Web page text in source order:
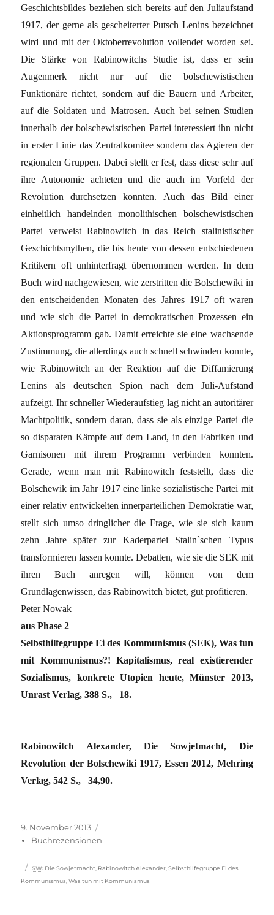
Geschichtsbildes beziehen sich bereits auf den Juliaufstand
1917, der gerne als gescheiterter Putsch Lenins bezeichnet
wird und mit der Oktoberrevolution vollendet worden sei.
Die Stärke von Rabinowitchs Studie ist, dass er sein
Augenmerk nicht nur auf die bolschewistischen
Funktionäre richtet, sondern auf die Bauern und Arbeiter,
auf die Soldaten und Matrosen. Auch bei seinen Studien
innerhalb der bolschewistischen Partei interessiert ihn nicht
in erster Linie das Zentralkomitee sondern das Agieren der
regionalen Gruppen. Dabei stellt er fest, dass diese sehr auf
ihre Autonomie achteten und die auch im Vorfeld der
Revolution durchsetzen konnten. Auch das Bild einer
einheitlich handelnden monolithischen bolschewistischen
Partei verweist Rabinowitch in das Reich stalinistischer
Geschichtsmythen, die bis heute von dessen entschiedenen
Kritikern oft unhinterfragt übernommen werden. In dem
Buch wird nachgewiesen, wie zerstritten die Bolschewiki in
den entscheidenden Monaten des Jahres 1917 oft waren
und wie sich die Partei in demokratischen Prozessen ein
Aktionsprogramm gab. Damit erreichte sie eine wachsende
Zustimmung, die allerdings auch schnell schwinden konnte,
wie Rabinowitch an der Reaktion auf die Diffamierung
Lenins als deutschen Spion nach dem Juli-Aufstand
aufzeigt. Ihr schneller Wiederaufstieg lag nicht an autoritärer
Machtpolitik, sondern daran, dass sie als einzige Partei die
so disparaten Kämpfe auf dem Land, in den Fabriken und
Garnisonen mit ihrem Programm verbinden konnten.
Gerade, wenn man mit Rabinowitch feststellt, dass die
Bolschewik im Jahr 1917 eine linke sozialistische Partei mit
einer relativ entwickelten innerparteilichen Demokratie war,
stellt sich umso dringlicher die Frage, wie sie sich kaum
zehn Jahre später zur Kaderpartei Stalin`schen Typus
transformieren lassen konnte. Debatten, wie sie die SEK mit
ihren Buch anregen will, können von dem
Grundlagenwissen, das Rabinowitch bietet, gut profitieren.
Peter Nowak
aus Phase 2
Selbsthilfegruppe Ei des Kommunismus (SEK), Was tun
mit Kommunismus?! Kapitalismus, real existierender
Sozialismus, konkrete Utopien heute, Münster 2013,
Unrast Verlag, 388 S., 18.
Rabinowitch Alexander, Die Sowjetmacht, Die
Revolution der Bolschewiki 1917, Essen 2012, Mehring
Verlag, 542 S., 34,90.
Veröffentlicht
am
9. November 2013
Buchrezensionen
Schlagwörter
SW: Die Sowjetmacht Rabinowitch Alexander ,Selbsthilfegruppe Ei des
Kommunismus ,Was tun mit Kommunismus